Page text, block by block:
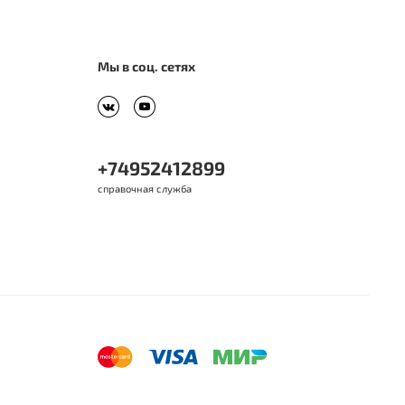
Мы в соц. сетях
+74952412899
справочная служба